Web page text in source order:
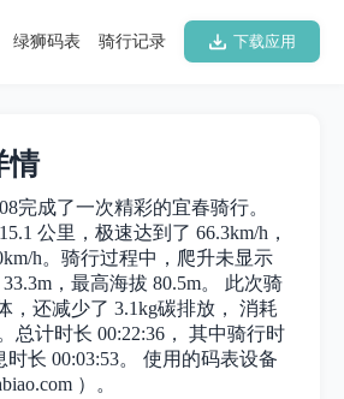
下载应用
骑行记录
绿狮码表
情
完成了一次精彩的宜春骑行。
公里，极速达到了 66.3km/h，
h。骑行过程中，爬升未显示
，最高海拔 80.5m。 此次骑
，还减少了 3.1kg碳排放， 消耗
总计时长 00:22:36， 其中骑行时
时长 00:03:53。 使用的码表设备
）。